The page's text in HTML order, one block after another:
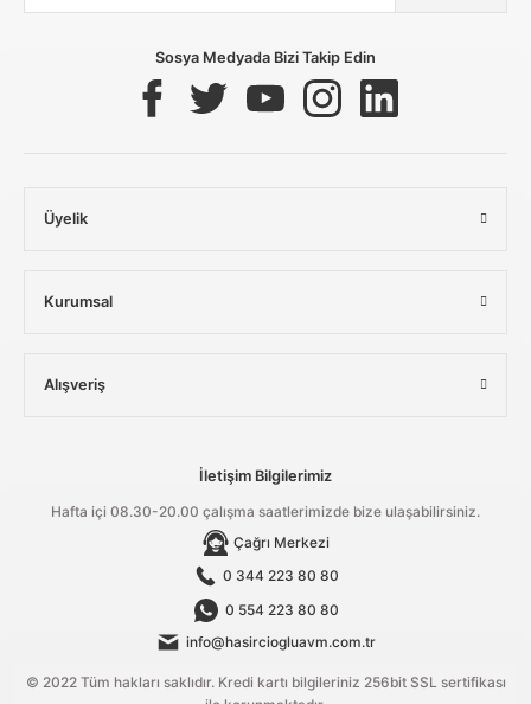
Güvenli Paketleme Taksit / Havale İle Alışveriş Kolay İade & Değişim
Sosya Medyada Bizi Takip Edin
Üyelik
Kurumsal
Alışveriş
İletişim Bilgilerimiz
Hafta içi 08.30-20.00 çalışma saatlerimizde bize ulaşabilirsiniz.
Çağrı Merkezi
0 344 223 80 80
0 554 223 80 80
info@hasirciogluavm.com.tr
© 2022 Tüm hakları saklıdır. Kredi kartı bilgileriniz 256bit SSL sertifikası